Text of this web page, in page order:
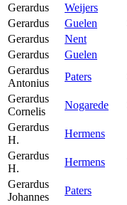
Gerardus
Weijers
Gerardus
Guelen
Gerardus
Nent
Gerardus
Guelen
Gerardus
Antonius
Paters
Gerardus
Cornelis
Nogarede
Gerardus
H.
Hermens
Gerardus
H.
Hermens
Gerardus
Johannes
Paters